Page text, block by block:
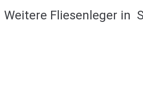
Weitere Fliesenleger in